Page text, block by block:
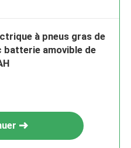
à pneus gras de
batterie amovible de